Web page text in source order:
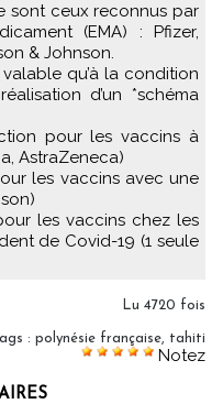
(EMA) : Pfizer,
& Johnson.
qu’à la condition
d’un *schéma
pour les vaccins à
AstraZeneca)
les vaccins avec une
les vaccins chez les
de Covid-19 (1 seule
Lu 4720 fois
: polynésie française, tahiti
Notez